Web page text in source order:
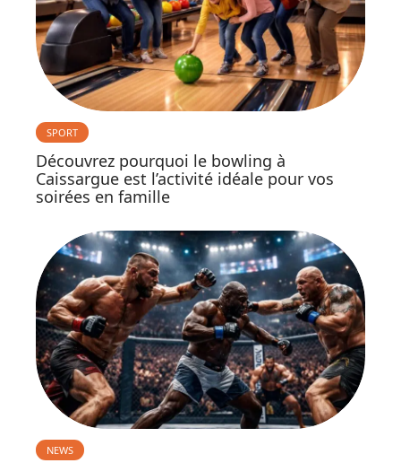
SPORT
Découvrez pourquoi le bowling à
Caissargue est l’activité idéale pour vos
soirées en famille
NEWS